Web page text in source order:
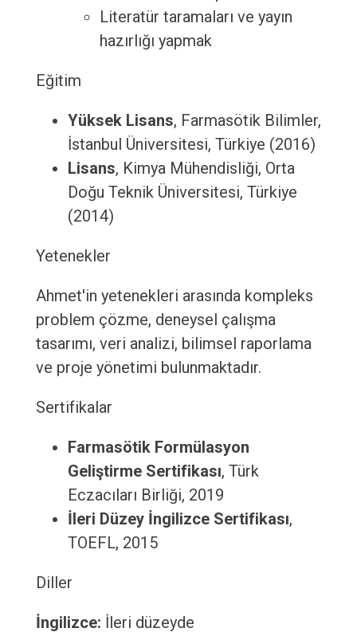
Literatür taramaları ve yayın
hazırlığı yapmak
Eğitim
Yüksek Lisans, Farmasötik Bilimler,
İstanbul Üniversitesi, Türkiye (2016)
Lisans, Kimya Mühendisliği, Orta
Doğu Teknik Üniversitesi, Türkiye
(2014)
Yetenekler
Ahmet'in yetenekleri arasında kompleks
problem çözme, deneysel çalışma
tasarımı, veri analizi, bilimsel raporlama
ve proje yönetimi bulunmaktadır.
Sertifikalar
Farmasötik Formülasyon
Geliştirme Sertifikası, Türk
Eczacıları Birliği, 2019
İleri Düzey İngilizce Sertifikası,
TOEFL, 2015
Diller
İngilizce: İleri düzeyde